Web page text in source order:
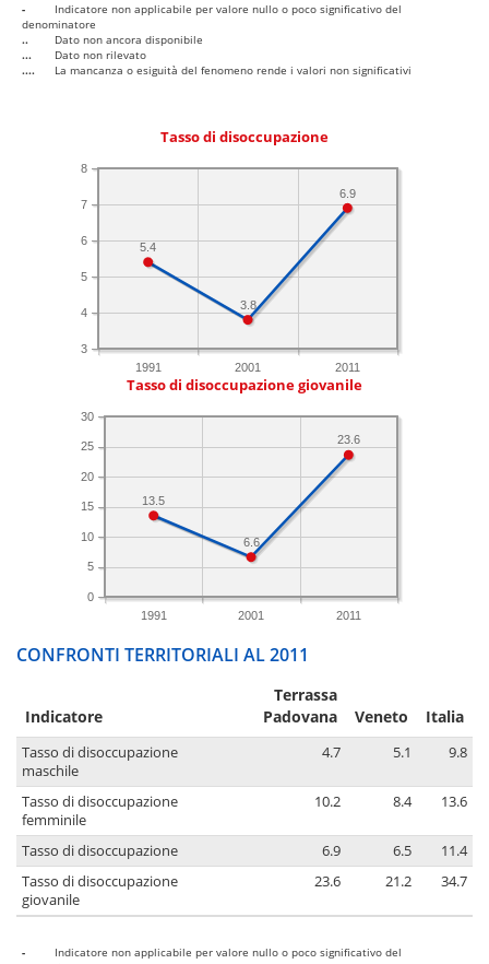
-
Indicatore non applicabile per valore nullo o poco significativo del
denominatore
..
Dato non ancora disponibile
...
Dato non rilevato
....
La mancanza o esiguità del fenomeno rende i valori non significativi
Tasso di disoccupazione
1991 2001 2011
3
4
5
6
7
8
6.9
3.8
5.4
Tasso di disoccupazione giovanile
1991 2001 2011
0
5
10
15
20
25
30
23.6
6.6
13.5
CONFRONTI TERRITORIALI AL 2011
Indicatore
Terrassa
Padovana
Veneto Italia
Tasso di disoccupazione
maschile
4.7 5.1 9.8
Tasso di disoccupazione
femminile
10.2 8.4 13.6
Tasso di disoccupazione 6.9 6.5
11.4
Tasso di disoccupazione
giovanile
23.6 21.2 34.7
-
Indicatore non applicabile per valore nullo o poco significativo del